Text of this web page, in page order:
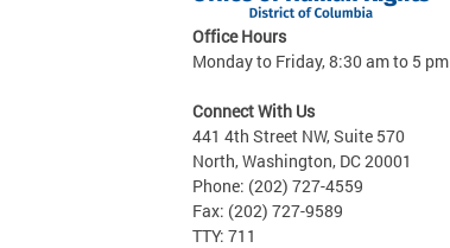
Office Hours
Monday to Friday, 8:30 am to 5 pm
Connect With Us
441 4th Street NW, Suite 570
North, Washington, DC 20001
Phone: (202) 727-4559
Fax: (202) 727-9589
TTY: 711